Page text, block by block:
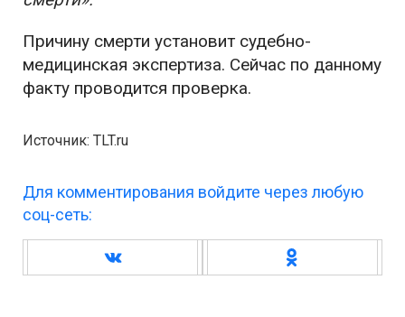
Причину смерти установит судебно-
медицинская экспертиза. Сейчас по данному
факту проводится проверка.
Источник: TLT.ru
Для комментирования войдите через любую
соц-сеть: